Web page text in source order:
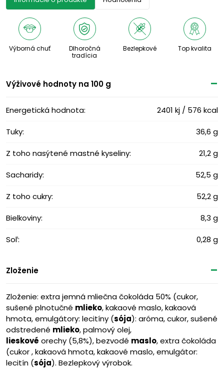
Výborná chuť
Dlhoročná
tradícia
Bezlepkové Top kvalita
Výživové ​​hodnoty na 100 g
Energetická hodnota: 2401 kj / 576 kcal
Tuky: 36,6 g
Z toho nasýtené mastné kyseliny: 21,2 g
Sacharidy: 52,5 g
Z toho cukry: 52,2 g
Bielkoviny: 8,3 g
Soľ: 0,28 g
Zloženie
Zloženie: extra jemná mliečna čokoláda 50% (cukor,
sušené plnotučné mlieko, kakaové maslo, kakaová
hmota, emulgátory: lecitíny (sója): aróma, cukor, sušené
odstredené mlieko, palmový olej,
lieskové orechy (5,8%), bezvodé maslo, extra čokoláda
(cukor , kakaová hmota, kakaové maslo, emulgátor:
lecitín (sója). Bezlepkový výrobok.